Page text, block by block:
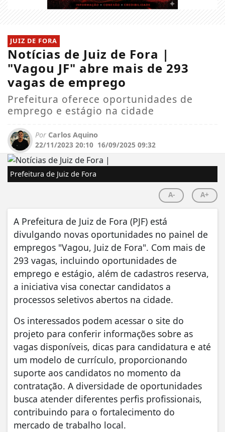
JUIZ DE FORA
Notícias de Juiz de Fora |
"Vagou JF" abre mais de 293
vagas de emprego
Prefeitura oferece oportunidades de
emprego e estágio na cidade
Por Carlos Aquino
22/11/2023 20:10 16/09/2025 09:32
Prefeitura de Juiz de Fora
A- A+
A Prefeitura de Juiz de Fora (PJF) está
divulgando novas oportunidades no painel de
empregos "Vagou, Juiz de Fora". Com mais de
293 vagas, incluindo oportunidades de
emprego e estágio, além de cadastros reserva,
a iniciativa visa conectar candidatos a
processos seletivos abertos na cidade.
Os interessados podem acessar o site do
projeto para conferir informações sobre as
vagas disponíveis, dicas para candidatura e até
um modelo de currículo, proporcionando
suporte aos candidatos no momento da
contratação. A diversidade de oportunidades
busca atender diferentes perfis profissionais,
contribuindo para o fortalecimento do
mercado de trabalho local.